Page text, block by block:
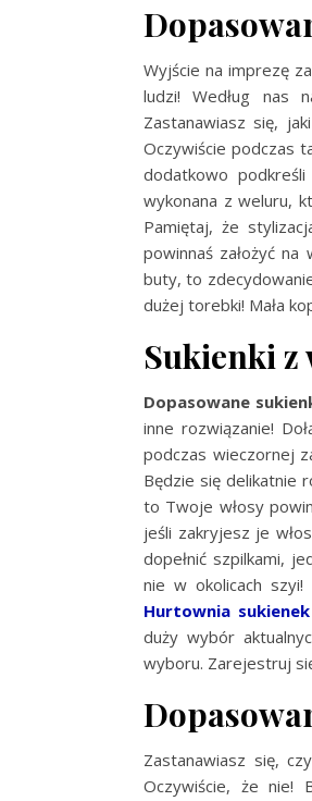
Wyjście na imprezę
ludzi! Według nas
Zastanawiasz się,
Oczywiście podczas
dodatkowo
wykonana z weluru,
Pamiętaj, że
powinnaś założyć na
buty, to
dużej torebki! Mała
Sukienki z
Dopasowane
inne rozwiązanie!
podczas wieczornej
Będzie się delikatnie
to Twoje włosy
jeśli zakryjesz je
dopełnić szpilkami,
nie w okolicach szyi!
Hurtownia
duży wybór
wyboru. Zarejestruj
Zastanawiasz się, czy
Oczywiście, że nie!